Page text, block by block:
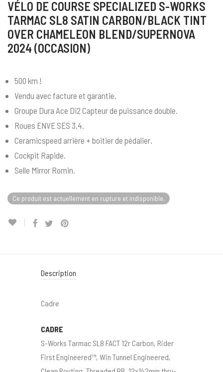
VÉLO DE COURSE SPECIALIZED S-WORKS
TARMAC SL8 SATIN CARBON/BLACK TINT
OVER CHAMELEON BLEND/SUPERNOVA
2024 (OCCASION)
500 km !
Vendu avec facture et garantie.
Groupe Dura Ace Di2 Capteur de puissance double.
Roues ENVE SES 3.4.
Ceramicspeed arrière + boitier de pédalier.
Cockpit Rapide.
Selle Mirror Romin.
Ce produit est actuellement en rupture et indisponible.
Description
Cadre
CADRE
S-Works Tarmac SL8 FACT 12r Carbon, Rider
First Engineered™, Win Tunnel Engineered,